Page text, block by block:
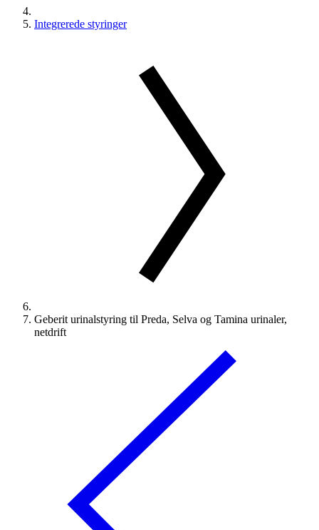
Integrerede styringer
Geberit urinalstyring til Preda, Selva og Tamina urinaler,
netdrift